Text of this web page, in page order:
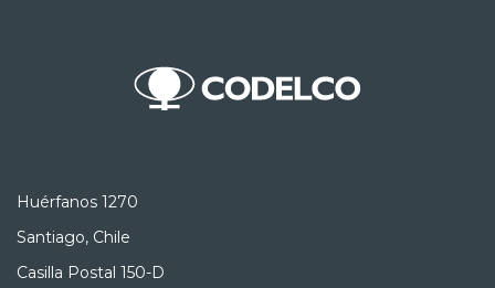
Huérfanos 1270
Santiago, Chile
Casilla Postal 150-D